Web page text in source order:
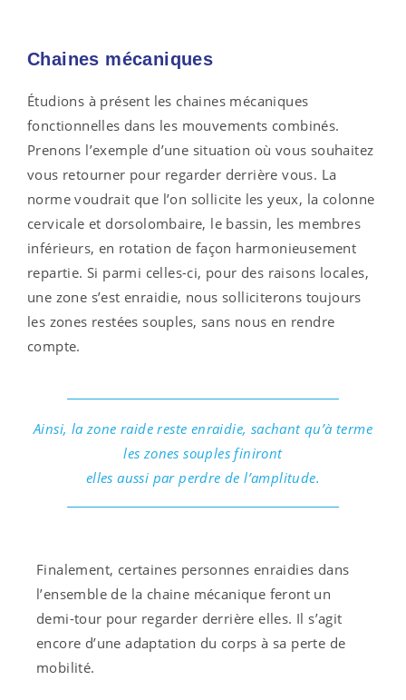
Chaines mécaniques
Étudions à présent les chaines mécaniques
fonctionnelles dans les mouvements combinés.
Prenons l’exemple d’une situation où vous souhaitez
vous retourner pour regarder derrière vous. La
norme voudrait que l’on sollicite les yeux, la colonne
cervicale et dorsolombaire, le bassin, les membres
inférieurs, en rotation de façon harmonieusement
repartie. Si parmi celles-ci, pour des raisons locales,
une zone s’est enraidie, nous solliciterons toujours
les zones restées souples, sans nous en rendre
compte.
Ainsi, la zone raide reste enraidie, sachant qu’à terme
les zones souples finiront
elles aussi par perdre de l’amplitude.
Finalement, certaines personnes enraidies dans
l’ensemble de la chaine mécanique feront un
demi-tour pour regarder derrière elles. Il s’agit
encore d’une adaptation du corps à sa perte de
mobilité.